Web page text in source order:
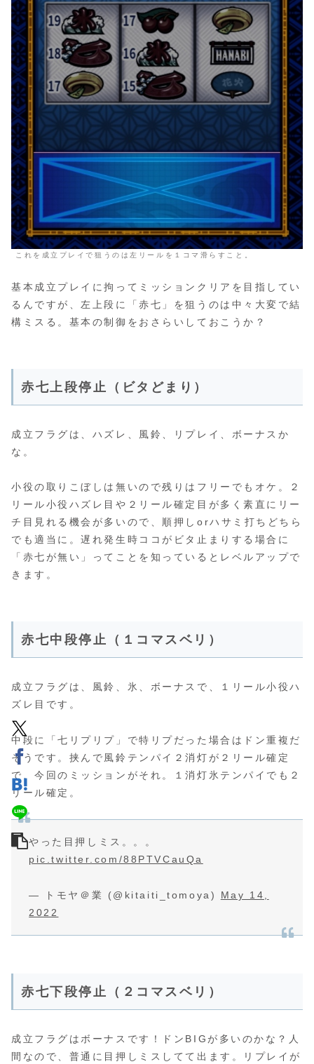
これを成立プレイで狙うのは左リールを１コマ滑らすこと。
基本成立プレイに拘ってミッションクリアを目指してい
るんですが、左上段に「赤七」を狙うのは中々大変で結
構ミスる。基本の制御をおさらいしておこうか？
赤七上段停止（ビタどまり）
成立フラグは、ハズレ、風鈴、リプレイ、ボーナスか
な。
小役の取りこぼしは無いので残りはフリーでもオケ。２
リール小役ハズレ目や２リール確定目が多く素直にリー
チ目見れる機会が多いので、順押しorハサミ打ちどちら
でも適当に。遅れ発生時ココがビタ止まりする場合に
「赤七が無い」ってことを知っているとレベルアップで
きます。
赤七中段停止（１コマスベリ）
成立フラグは、風鈴、氷、ボーナスで、１リール小役ハ
ズレ目です。
中段に「七リプリプ」で特リプだった場合はドン重複だ
そうです。挟んで風鈴テンパイ２消灯が２リール確定
で、今回のミッションがそれ。１消灯氷テンパイでも２
リール確定。
やった目押しミス。。。
pic.twitter.com/88PTVCauQa
— トモヤ＠業 (@kitaiti_tomoya) May 14,
2022
赤七下段停止（２コマスベリ）
成立フラグはボーナスです！ドンBIGが多いのかな？人
間なので、普通に目押しミスしてて出ます。リプレイが